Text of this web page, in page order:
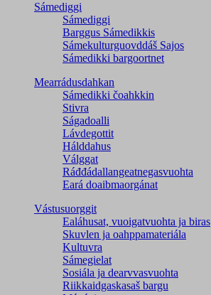
Sámediggi
Sámediggi
Barggus Sámedikkis
Sámekulturguovddáš Sajos
Sámedikki bargoortnet
Mearrádusdahkan
Sámedikki čoahkkin
Stivra
Ságadoalli
Lávdegottit
Hálddahus
Válggat
Ráđđádallangeatnegas­vuohta
Eará doaibmaorgánat
Vástusuorggit
Ealáhusat, vuoigatvuohta ja biras
Skuvlen ja oahppamateriála
Kultuvra
Sámegielat
Sosiála ja dearvvasvuohta
Riikkaidgaskasaš bargu